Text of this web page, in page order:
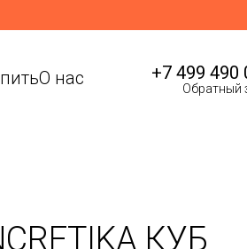
О нас +7 499 490
Обратный
КУБ